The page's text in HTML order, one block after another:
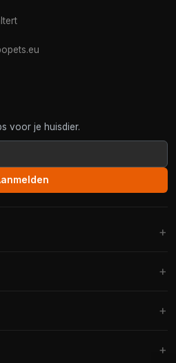
voor je huisdier.